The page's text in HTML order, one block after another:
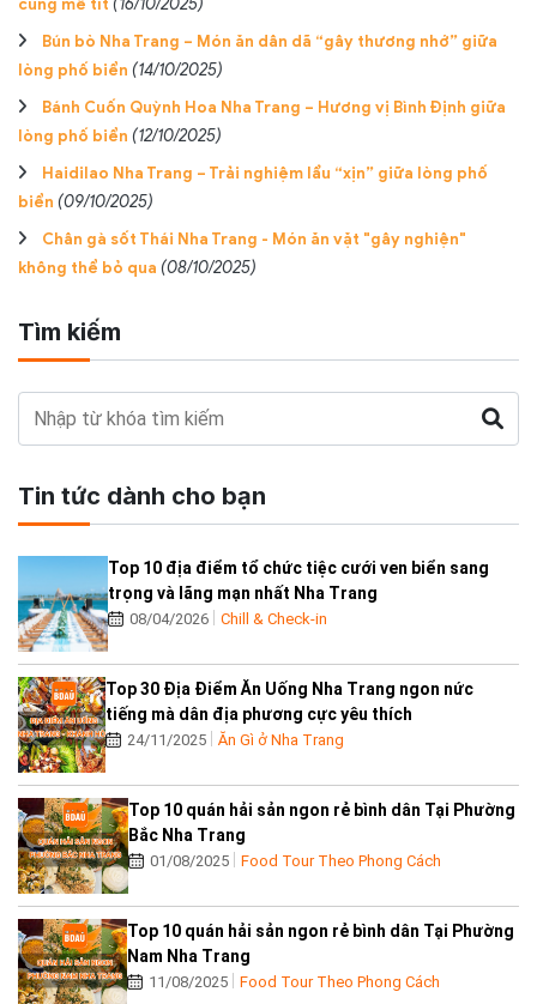
Bún bò Nha Trang – Món ăn dân dã “gây thương nhớ” giữa
lòng phố biển (14/10/2025)
Bánh Cuốn Quỳnh Hoa Nha Trang – Hương vị Bình Định giữa
lòng phố biển (12/10/2025)
Haidilao Nha Trang – Trải nghiệm lẩu “xịn” giữa lòng phố
biển (09/10/2025)
Chân gà sốt Thái Nha Trang - Món ăn vặt "gây nghiện"
không thể bỏ qua (08/10/2025)
Tìm kiếm
Tin tức dành cho bạn
Top 10 địa điểm tổ chức tiệc cưới ven biển sang
trọng và lãng mạn nhất Nha Trang
08/04/2026 Chill & Check-in
Top 30 Địa Điểm Ăn Uống Nha Trang ngon nức
tiếng mà dân địa phương cực yêu thích
24/11/2025 Ăn Gì ở Nha Trang
Top 10 quán hải sản ngon rẻ bình dân Tại Phường
Bắc Nha Trang
01/08/2025 Food Tour Theo Phong Cách
Top 10 quán hải sản ngon rẻ bình dân Tại Phường
Nam Nha Trang
11/08/2025 Food Tour Theo Phong Cách